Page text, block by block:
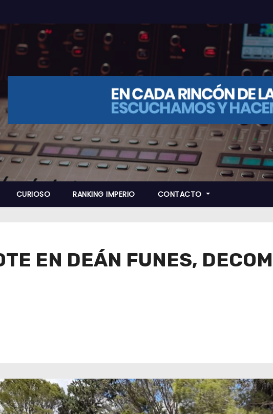
CURIOSO RANKING IMPERIO CONTACTO
EN DEÁN FUNES,